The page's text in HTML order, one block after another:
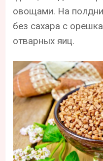
овощами. На
без сахара с
отварных яиц.